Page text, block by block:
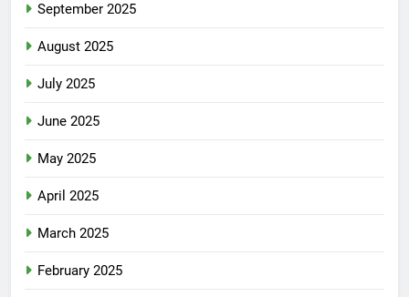
September 2025
August 2025
July 2025
June 2025
May 2025
April 2025
March 2025
February 2025